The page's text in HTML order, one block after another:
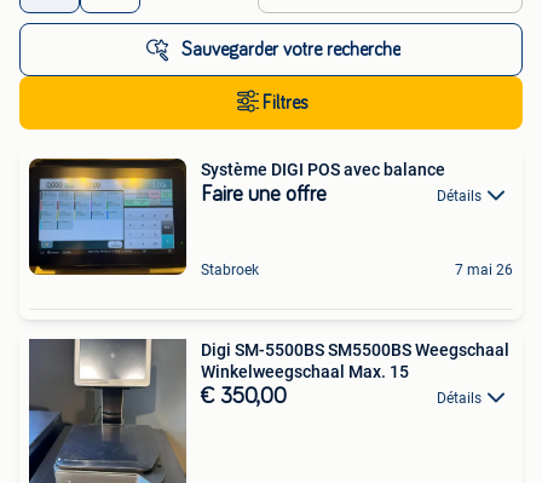
Sauvegarder votre recherche
Filtres
Système DIGI POS avec balance
Faire une offre Détails
Stabroek 7 mai 26
Digi SM-5500BS SM5500BS Weegschaal
Winkelweegschaal Max. 15
€ 350,00 Détails